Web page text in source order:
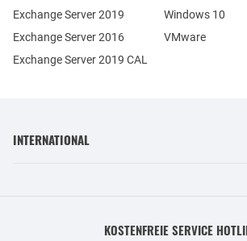
Exchange Server 2019
Exchange Server 2016
Exchange Server 2019 CAL
Windows 10
VMware
INTERNATIONAL
KOSTENFREIE SERVICE